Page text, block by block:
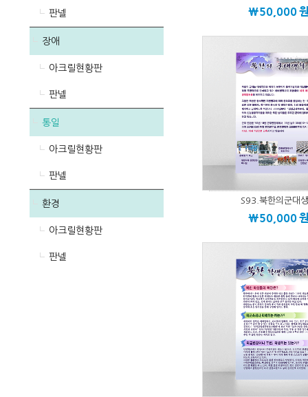
판넬
장애
아크릴현황판
판넬
통일
아크릴현황판
판넬
환경
아크릴현황판
판넬
\50,000
S93.북한의군대
\50,000